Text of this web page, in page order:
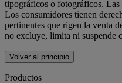
tipográficos o fotográficos. Las
Los consumidores tienen
pertinentes que rigen la venta
no excluye, limita ni suspende
Volver al principio
Productos